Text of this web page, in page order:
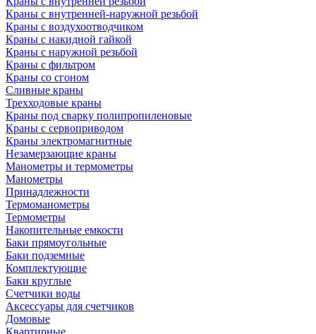
Краны с внутренней-наружной резьбой
Краны с воздухоотводчиком
Краны с накидной гайкой
Краны с наружной резьбой
Краны с фильтром
Краны со сгоном
Сливные краны
Трехходовые краны
Краны под сварку полипропиленовые
Краны с сервоприводом
Краны электромагнитные
Незамерзающие краны
Манометры и термометры
Манометры
Принадлежности
Термоманометры
Термометры
Накопительные емкости
Баки прямоугольные
Баки подземные
Комплектующие
Баки круглые
Счетчики воды
Аксессуары для счетчиков
Домовые
Квартирные